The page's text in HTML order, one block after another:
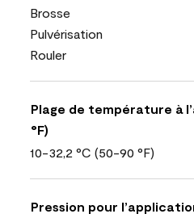
Brosse
Pulvérisation
Rouler
Plage de température à
°F)
10-32,2 °C (50-90 °F)
Pression pour